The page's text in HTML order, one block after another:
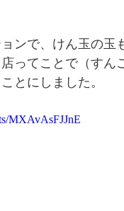
ンで、けん玉の玉
ってことで（す
とにしました。
MXAvAsFJJnE